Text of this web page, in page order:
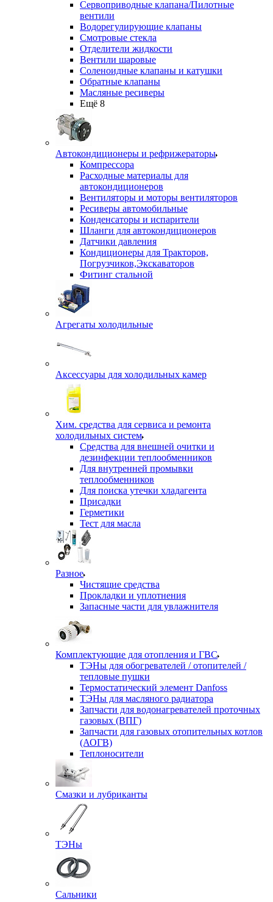
Сервоприводные клапана/Пилотные
вентили
Водорегулирующие клапаны
Смотровые стекла
Отделители жидкости
Вентили шаровые
Соленоидные клапаны и катушки
Обратные клапаны
Масляные ресиверы
Ещё 8
Автокондиционеры и рефрижераторы
Компрессора
Расходные материалы для
автокондиционеров
Вентиляторы и моторы вентиляторов
Ресиверы автомобильные
Конденсаторы и испарители
Шланги для автокондиционеров
Датчики давления
Кондиционеры для Тракторов,
Погрузчиков,Экскаваторов
Фитинг стальной
Агрегаты холодильные
Аксессуары для холодильных камер
Хим. средства для сервиса и ремонта
холодильных систем
Средства для внешней очитки и
дезинфекции теплообменников
Для внутренней промывки
теплообменников
Для поиска утечки хладагента
Присадки
Герметики
Тест для масла
Разное
Чистящие средства
Прокладки и уплотнения
Запасные части для увлажнителя
Комплектующие для отопления и ГВС
ТЭНы для обогревателей / отопителей /
тепловые пушки
Термостатический элемент Danfoss
ТЭНы для масляного радиатора
Запчасти для водонагревателей проточных
газовых (ВПГ)
Запчасти для газовых отопительных котлов
(АОГВ)
Теплоносители
Смазки и лубриканты
ТЭНы
Сальники